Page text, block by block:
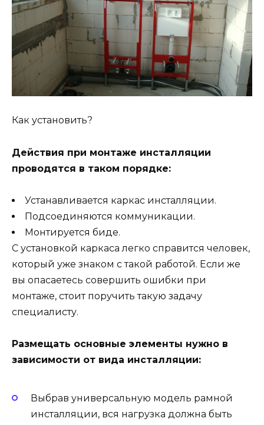
Как установить?
Действия при монтаже инсталляции
проводятся в таком порядке:
Устанавливается каркас инсталляции.
Подсоединяются коммуникации.
Монтируется биде.
С установкой каркаса легко справится человек,
который уже знаком с такой работой. Если же
вы опасаетесь совершить ошибки при
монтаже, стоит поручить такую задачу
специалисту.
Размещать основные элементы нужно в
зависимости от вида инсталляции:
Выбрав универсальную модель рамной
инсталляции, вся нагрузка должна быть